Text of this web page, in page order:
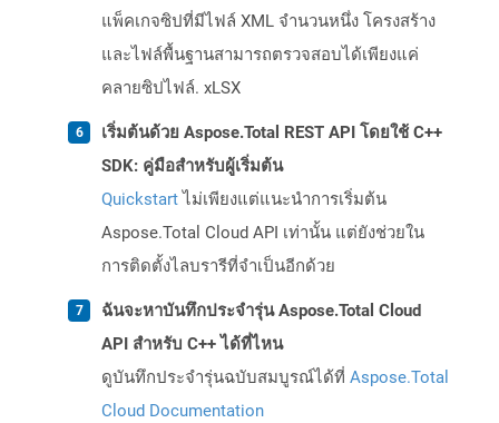
แพ็คเกจซิปที่มีไฟล์ XML จำนวนหนึ่ง โครงสร้าง
และไฟล์พื้นฐานสามารถตรวจสอบได้เพียงแค่
คลายซิปไฟล์. xLSX
เริ่มต้นด้วย Aspose.Total REST API โดยใช้ C++
SDK: คู่มือสำหรับผู้เริ่มต้น
Quickstartไม่เพียงแต่แนะนำการเริ่มต้น
Aspose.Total Cloud API เท่านั้น แต่ยังช่วยใน
การติดตั้งไลบรารีที่จำเป็นอีกด้วย
ฉันจะหาบันทึกประจำรุ่น Aspose.Total Cloud
API สำหรับ C++ ได้ที่ไหน
ดูบันทึกประจำรุ่นฉบับสมบูรณ์ได้ที่ Aspose.Total
Cloud Documentation